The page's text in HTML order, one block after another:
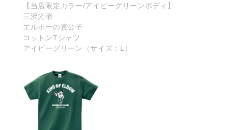
【当店限定カラー/アイビーグリーンボディ】
三沢光晴
エルボーの貴公子
コットンTシャツ
アイビーグリーン（サイズ：L）